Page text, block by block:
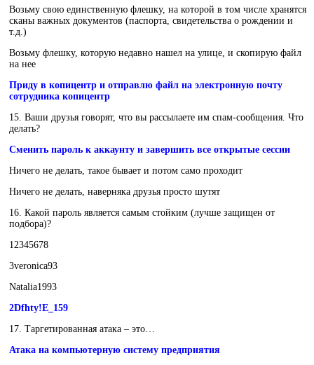
Возьму свою единственную флешку, на которой в том числе хранятся
сканы важных документов (паспорта, свидетельства о рождении и
т.д.)
Возьму флешку, которую недавно нашел на улице, и скопирую файл
на нее
Приду в копицентр и отправлю файл на электронную почту
сотрудника копицентр
15. Ваши друзья говорят, что вы рассылаете им спам-сообщения. Что
делать?
Сменить пароль к аккаунту и завершить все открытые сессии
Ничего не делать, такое бывает и потом само проходит
Ничего не делать, наверняка друзья просто шутят
16. Какой пароль является самым стойким (лучше защищен от
подбора)?
12345678
3veronica93
Natalia1993
2Dfhty!E_159
17. Таргетированная атака – это…
Атака на компьютерную систему предприятия